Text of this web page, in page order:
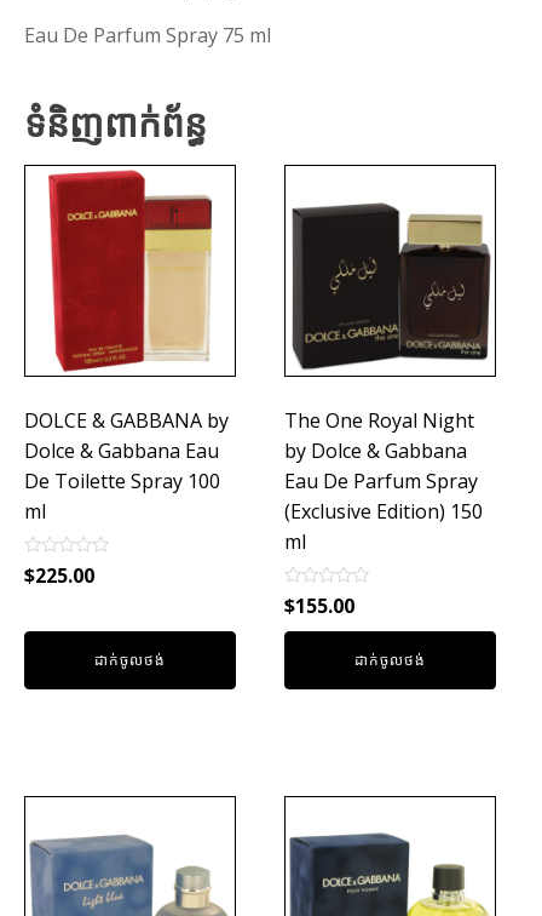
Eau De Parfum Spray 75 ml
ទំនិញពាក់ព័ន្ធ
DOLCE & GABBANA by
Dolce & Gabbana Eau
De Toilette Spray 100
ml
Rated
0
5
$225.00
ដាក់ចូលថង់
The One Royal Night
by Dolce & Gabbana
Eau De Parfum Spray
(Exclusive Edition) 150
ml
Rated
0
out
$155.00
ដាក់ចូលថង់